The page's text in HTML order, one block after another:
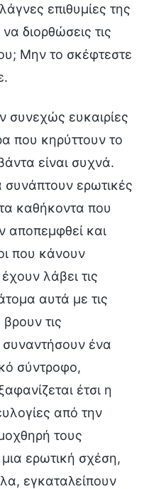
επιθυμίες της
διορθώσεις τις
Μην το σκέφτεστε
συνεχώς ευκαιρίες
που κηρύττουν το
είναι συχνά.
συνάπτουν ερωτικές
καθήκοντα που
αποπεμφθεί και
που κάνουν
λάβει τις
αυτά με τις
τις
ένα
σύντροφο,
έτσι η
από την
τους
ερωτική σχέση,
εγκαταλείπουν